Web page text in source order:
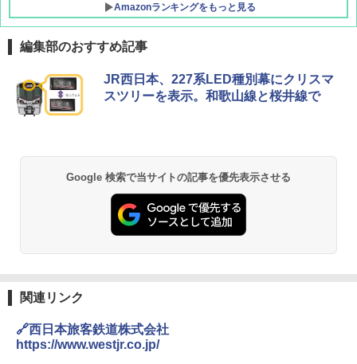
Amazonランキングをもっと見る
編集部のおすすめ記事
JR西日本、227系LED種別幕にクリスマ
スツリーを表示。和歌山線と桜井線で
Google 検索で当サイトの記事を優先表示させる
関連リンク
🔗西日本旅客鉄道株式会社
https://www.westjr.co.jp/